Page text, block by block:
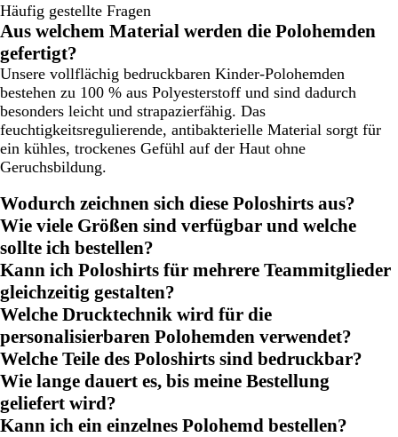
Häufig gestellte Fragen
Aus welchem Material werden die Polohemden
gefertigt?
Unsere vollflächig bedruckbaren Kinder-Polohemden
bestehen zu 100 % aus Polyesterstoff und sind dadurch
besonders leicht und strapazierfähig. Das
feuchtigkeitsregulierende, antibakterielle Material sorgt für
ein kühles, trockenes Gefühl auf der Haut ohne
Geruchsbildung.
Wodurch zeichnen sich diese Poloshirts aus?
Wie viele Größen sind verfügbar und welche
sollte ich bestellen?
Kann ich Poloshirts für mehrere Teammitglieder
gleichzeitig gestalten?
Welche Drucktechnik wird für die
personalisierbaren Polohemden verwendet?
Welche Teile des Poloshirts sind bedruckbar?
Wie lange dauert es, bis meine Bestellung
geliefert wird?
Kann ich ein einzelnes Polohemd bestellen?